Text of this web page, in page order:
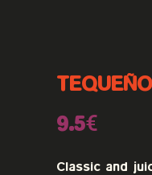
9.5€
Classic and